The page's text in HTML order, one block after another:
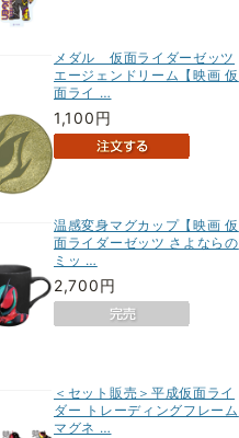
メダル 仮面ライダーゼッツ
エージェンドリーム【映画 仮
面ライ …
1,100円
温感変身マグカップ【映画 仮
面ライダーゼッツ さよならの
ミッ …
2,700円
＜セット販売＞平成仮面ライ
ダー トレーディングフレーム
マグネ …